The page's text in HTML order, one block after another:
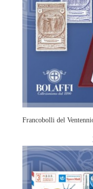
Francobolli del